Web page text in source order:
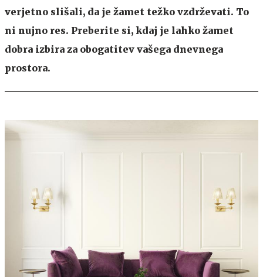
verjetno slišali, da je žamet težko vzdrževati. To
ni nujno res. Preberite si, kdaj je lahko žamet
dobra izbira za obogatitev vašega dnevnega
prostora.